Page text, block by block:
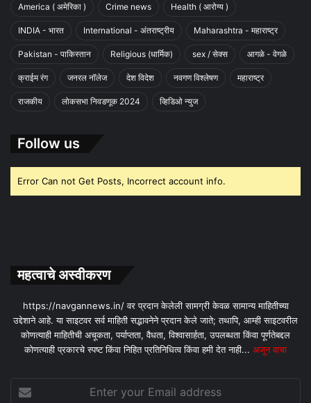
America ( अमेरिका ) Crime news Health ( आरोग्य )
INDIA - भारत International - अंतराष्ट्रीय Maharashtra - महाराष्ट्र
Pakistan - पाकिस्तान Religious (धार्मिक) sex / सेक्स आगळे - वेगळे
क्राईम रंग जनरल नॉलेज देश विदेश नवगण विश्लेषण महाराष्ट्र
राजकीय लोकसभा निवडणूक 2024 व्हिडिओ न्युज
Follow us
Error Can not Get Posts, Incorrect account info.
महत्वाचे अस्वीकरण
https://navgannews.in/ वर प्रदान केलेली सामग्री केवळ सामान्य माहितीच्या
उद्देशाने आहे. या साइटवर सर्व माहिती सद्भावनेने प्रदान केले जाते; तथापि, आम्ही साइटवरील
कोणत्याही माहितीची अचूकता, पर्याप्तता, वैधता, विश्वासार्हता, उपलब्धता किंवा पूर्णतेबद्दल
कोणत्याही प्रकारचे स्पष्ट किंवा निहित प्रतिनिधित्व किंवा हमी देत ​​नाही... अजून वाचा
your